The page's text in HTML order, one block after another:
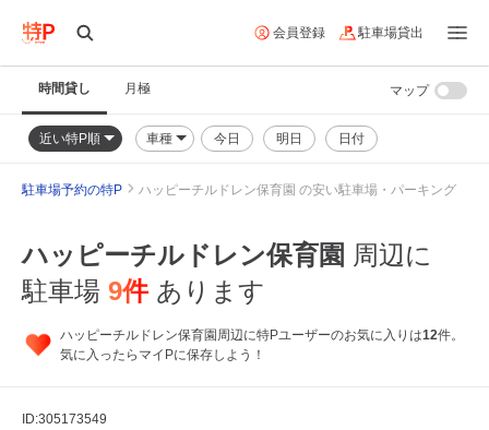
会員登録 駐車場貸出
時間貸し 月極
近い特P順 車種 今日 明日 日付
マップ
駐車場予約の特P ハッピーチルドレン保育園 の安い駐車場・パーキング
ハッピーチルドレン保育園 周辺に
駐車場 9件 あります
ハッピーチルドレン保育園周辺に特Pユーザーのお気に入りは12件。
気に入ったらマイPに保存しよう！
ID:305173549